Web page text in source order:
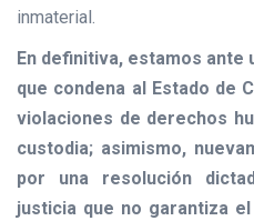
inmaterial.
En definitiva, estamos ante
que condena al Estado de
violaciones de derechos
custodia; asimismo,
por una resolución
justicia que no garantiza